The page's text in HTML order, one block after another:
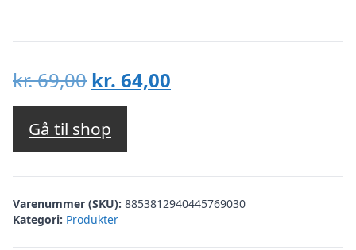
kr.69,00 Den
oprindelige
pris
var:
kr. 69,00.
kr. 64,00
kr. 64,00.
Gå til shop
Varenummer (SKU): 8853812940445769030
Kategori: Produkter